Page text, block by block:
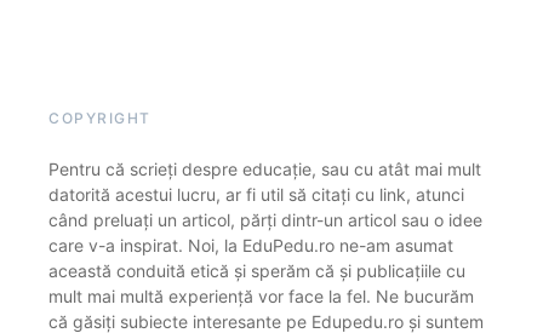
COPYRIGHT
Pentru că scrieți despre educație, sau cu atât mai mult
datorită acestui lucru, ar fi util să citați cu link, atunci
când preluați un articol, părți dintr-un articol sau o idee
care v-a inspirat. Noi, la EduPedu.ro ne-am asumat
această conduită etică și sperăm că și publicațiile cu
mult mai multă experiență vor face la fel. Ne bucurăm
că găsiți subiecte interesante pe Edupedu.ro și suntem